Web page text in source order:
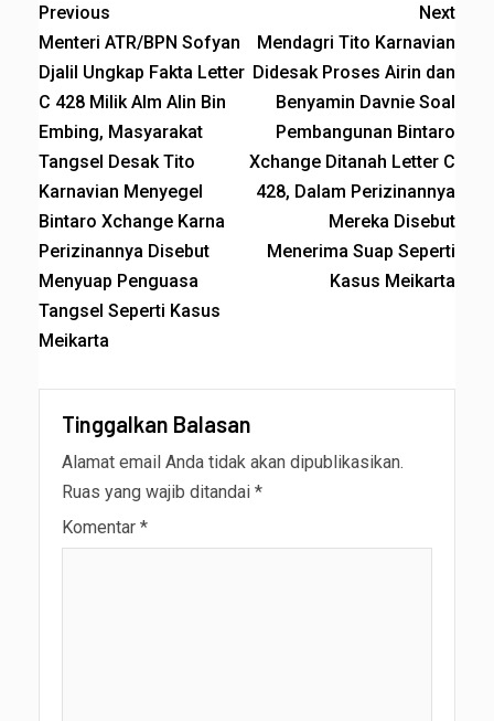
Previous
Menteri ATR/BPN Sofyan
Djalil Ungkap Fakta Letter
C 428 Milik Alm Alin Bin
Embing, Masyarakat
Tangsel Desak Tito
Karnavian Menyegel
Bintaro Xchange Karna
Perizinannya Disebut
Menyuap Penguasa
Tangsel Seperti Kasus
Meikarta
Next
Mendagri Tito Karnavian
Didesak Proses Airin dan
Benyamin Davnie Soal
Pembangunan Bintaro
Xchange Ditanah Letter C
428, Dalam Perizinannya
Mereka Disebut
Menerima Suap Seperti
Kasus Meikarta
Tinggalkan Balasan
Alamat email Anda tidak akan dipublikasikan.
Ruas yang wajib ditandai *
Komentar *